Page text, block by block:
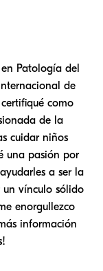
Patología del
de
como
de la
cuidar niños
una pasión por
a ser la
un vínculo sólido
enorgullezco
información